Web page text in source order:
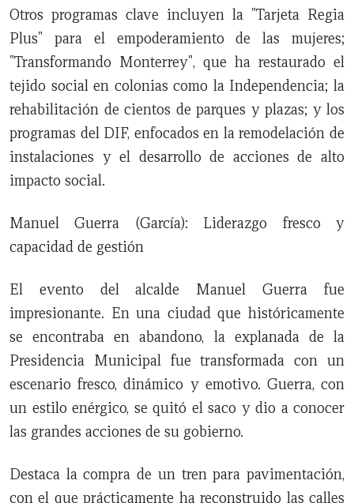
Otros programas clave incluyen la "Tarjeta Regia
Plus" para el empoderamiento de las mujeres;
"Transformando Monterrey", que ha restaurado el
tejido social en colonias como la Independencia; la
rehabilitación de cientos de parques y plazas; y los
programas del DIF, enfocados en la remodelación de
instalaciones y el desarrollo de acciones de alto
impacto social.
Manuel Guerra (García): Liderazgo fresco y
capacidad de gestión
El evento del alcalde Manuel Guerra fue
impresionante. En una ciudad que históricamente
se encontraba en abandono, la explanada de la
Presidencia Municipal fue transformada con un
escenario fresco, dinámico y emotivo. Guerra, con
un estilo enérgico, se quitó el saco y dio a conocer
las grandes acciones de su gobierno.
Destaca la compra de un tren para pavimentación,
con el que prácticamente ha reconstruido las calles